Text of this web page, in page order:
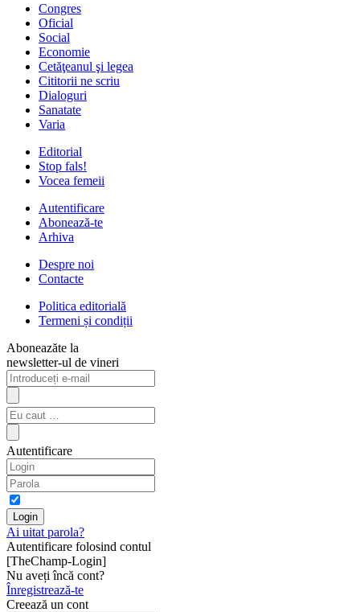
Congres
Oficial
Social
Economie
Cetăţeanul şi legea
Cititorii ne scriu
Dialoguri
Sanatate
Varia
Editorial
Stop fals!
Vocea femeii
Autentificare
Abonează-te
Arhiva
Despre noi
Contacte
Politica editorială
Termeni și condiții
Aboneazăte la
newsletter-ul de vineri
Autentificare
Ai uitat parola?
Autentificare folosind contul
[TheChamp-Login]
Nu aveți încă cont?
Înregistrează-te
Creează un cont